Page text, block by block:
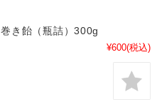
巻き飴（瓶詰）300g
¥600(税込)